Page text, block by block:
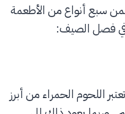
سبع أنواع من الأطعمة
في فصل الصيف:
اللحوم الحمراء من أبرز